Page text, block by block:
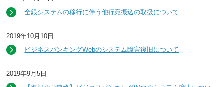
全銀システムの移行に伴う他行宛振込の取扱について
2019年10月10日
ビジネスバンキングWebのシステム障害復旧について
2019年9月5日